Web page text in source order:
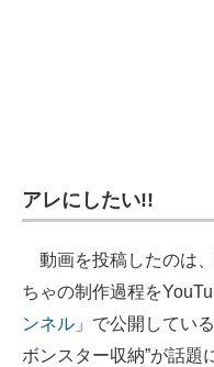
アレにしたい!!
動画を投稿したのは
ちゃの制作過程を
ンネル 」で公開してい
ボンスター収納”が話題